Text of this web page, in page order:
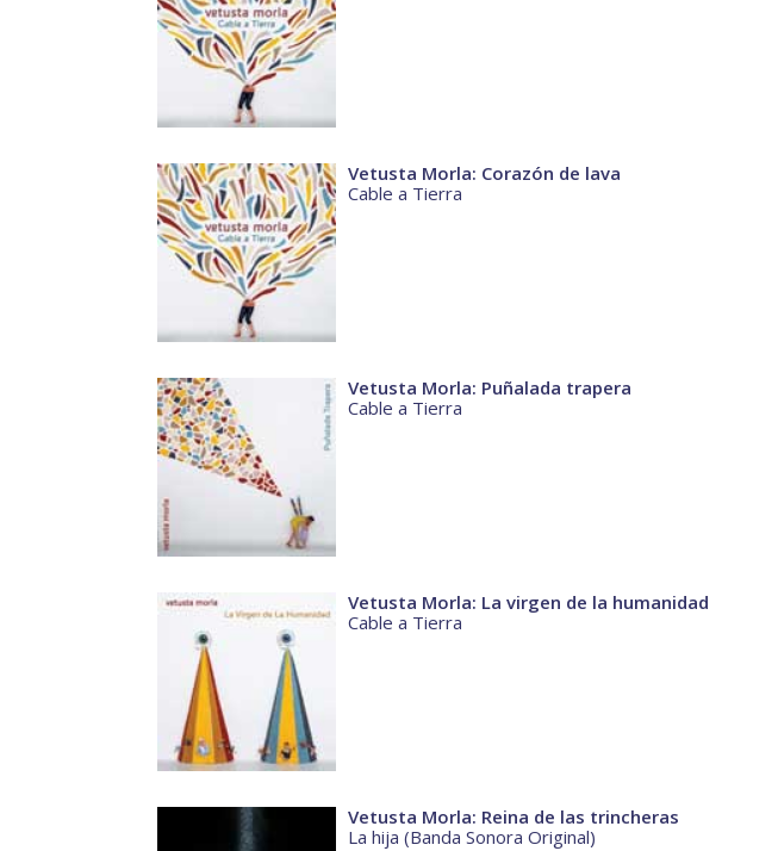
Vetusta Morla: Corazón de lava
Cable a Tierra
Vetusta Morla: Puñalada trapera
Cable a Tierra
Vetusta Morla: La virgen de la humanidad
Cable a Tierra
Vetusta Morla: Reina de las trincheras
La hija (Banda Sonora Original)